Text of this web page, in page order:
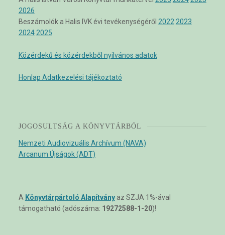
2026
Beszámolók a Halis IVK évi tevékenységéről 2022 2023
2024 2025
Közérdekű és közérdekből nyilvános adatok
Honlap Adatkezelési tájékoztató
JOGOSULTSÁG A KÖNYVTÁRBÓL
Nemzeti Audiovizuális Archívum (NAVA)
Arcanum Újságok (ADT)
A Könyvtárpártoló Alapítványaz SZJA 1%-ával
támogatható (adószáma: 19272588-1-20)!